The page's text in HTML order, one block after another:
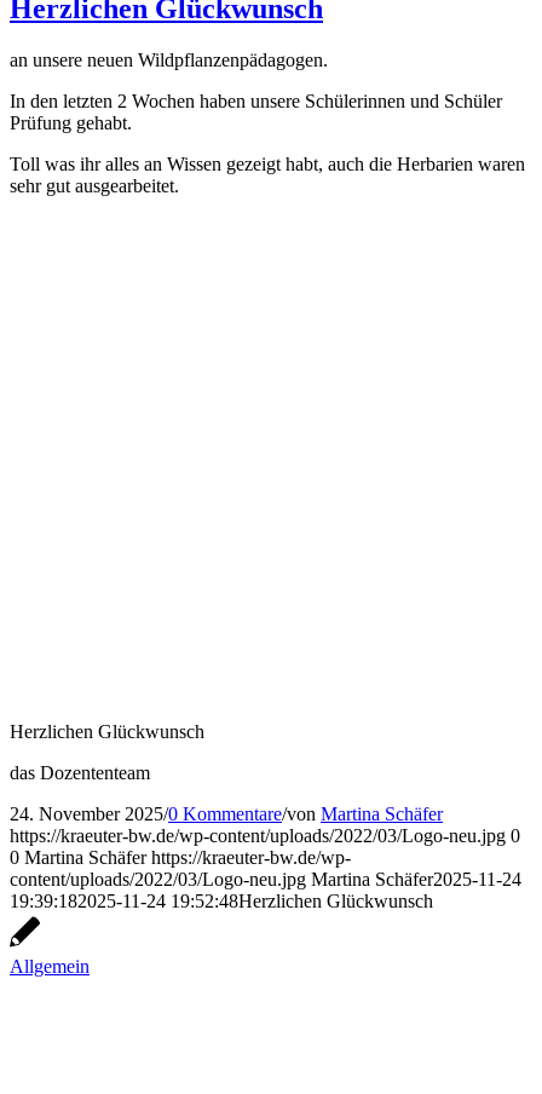
Herzlichen Glückwunsch
an unsere neuen Wildpflanzenpädagogen.
In den letzten 2 Wochen haben unsere Schülerinnen und Schüler
Prüfung gehabt.
Toll was ihr alles an Wissen gezeigt habt, auch die Herbarien waren
sehr gut ausgearbeitet.
Herzlichen Glückwunsch
das Dozententeam
24. November 2025/0 Kommentare/von Martina Schäfer
https://kraeuter-bw.de/wp-content/uploads/2022/03/Logo-neu.jpg 0
0 Martina Schäfer https://kraeuter-bw.de/wp-
content/uploads/2022/03/Logo-neu.jpg Martina Schäfer2025-11-24
19:39:182025-11-24 19:52:48Herzlichen Glückwunsch
Allgemein